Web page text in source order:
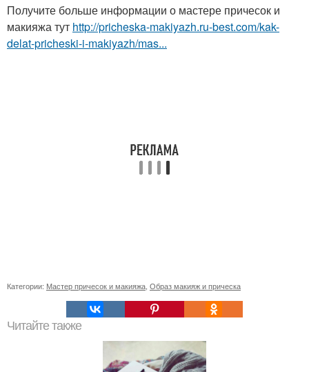
Получите больше информации о мастере причесок и
макияжа тут http://pricheska-makiyazh.ru-best.com/kak-
delat-pricheski-i-makiyazh/mas...
Категории: Мастер причесок и макияжа Образ макияж и прическа
Читайте также